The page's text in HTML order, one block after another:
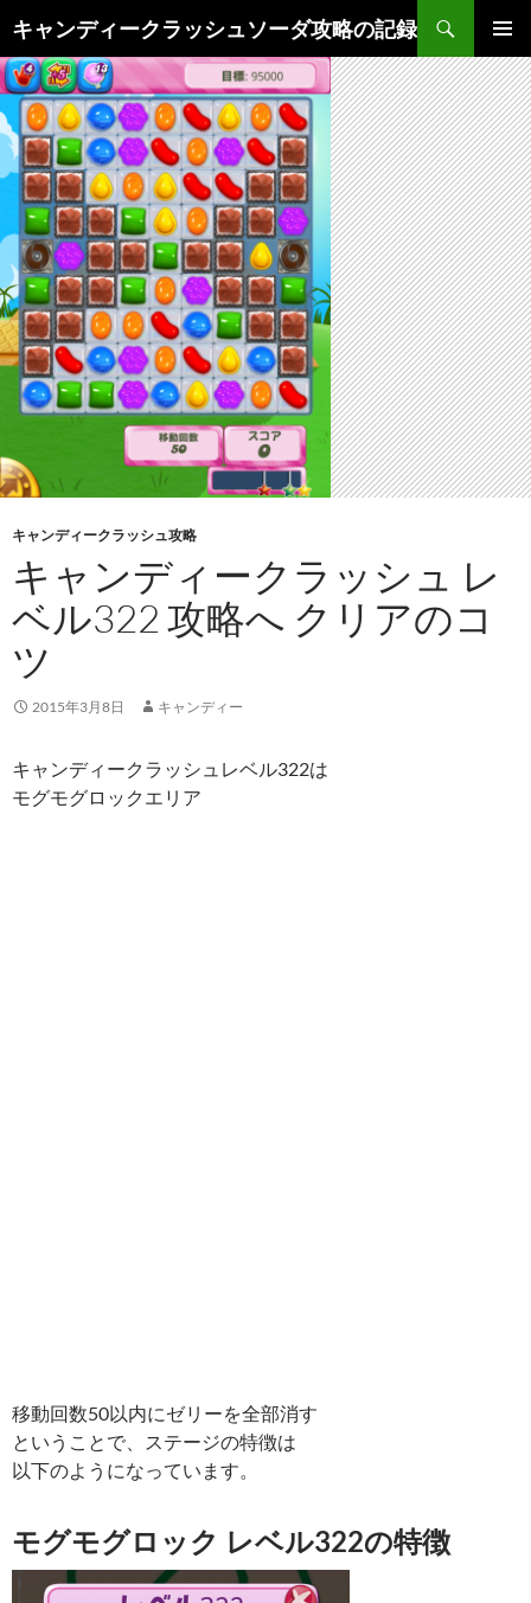
キャンディークラッシュソーダ攻略の記録
索
メインメ
ニュー
ン
テ
ン
ツ
へ
ス
キ
ッ
プ
キャンディークラッシュ攻略
キャンディークラッシュ レ
ベル322 攻略へ クリアのコ
ツ
2015年3月8日 キャンディー
キャンディークラッシュレベル322は
モグモグロックエリア
移動回数50以内にゼリーを全部消す
ということで、ステージの特徴は
以下のようになっています。
モグモグロック レベル322の特徴